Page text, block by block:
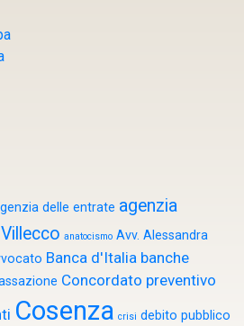
delle entrate agenzia
anatocismo Avv. Alessandra
Banca d'Italia banche
Concordato preventivo
Cosenza crisi debito pubblico